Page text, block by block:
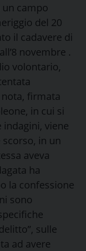
campo
del 20
il cadavere di
novembre .
volontario,
firmata
in cui si
viene
in un
aveva
ha
la confessione
sono
sulle
ad avere